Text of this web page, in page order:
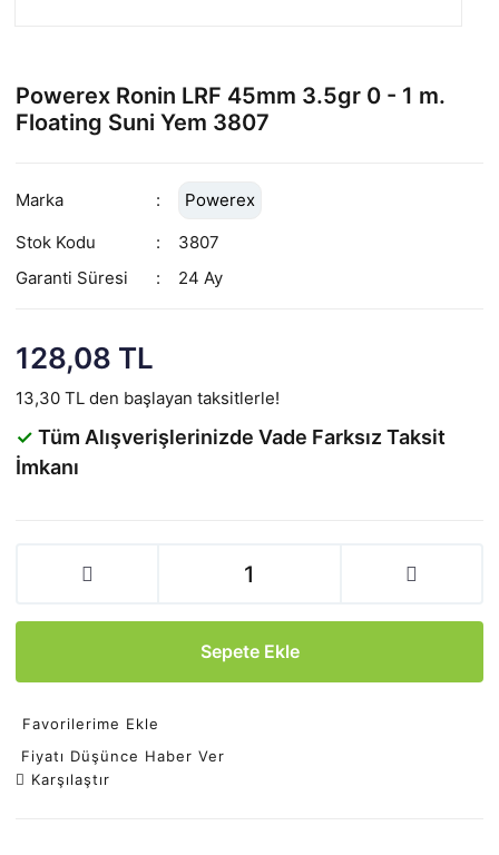
Powerex Ronin LRF 45mm 3.5gr 0 - 1 m.
Floating Suni Yem 3807
Marka
Powerex
Stok Kodu
3807
Garanti Süresi
24 Ay
128,08 TL
13,30 TL den başlayan taksitlerle!
✓ Tüm Alışverişlerinizde Vade Farksız Taksit
İmkanı
Sepete Ekle
Favorilerime Ekle
Fiyatı Düşünce Haber Ver
Karşılaştır